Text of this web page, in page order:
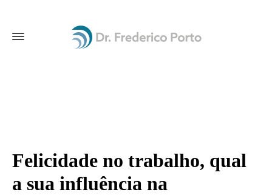
Felicidade no trabalho, qual
a sua influência na